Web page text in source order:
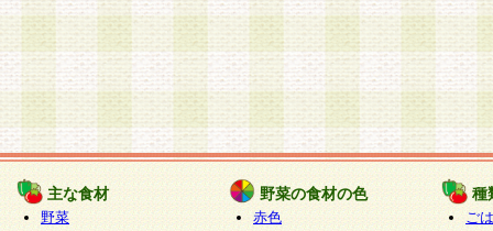
主な食材
野菜
野菜の食材の色
赤色
種
ご